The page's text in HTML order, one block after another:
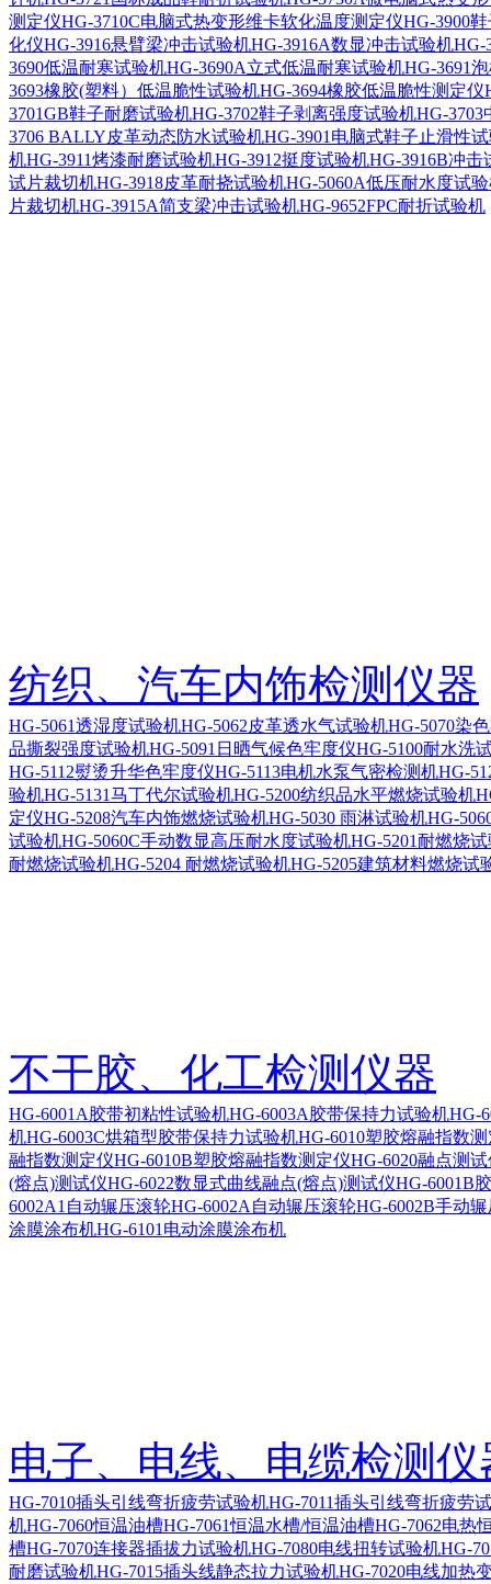
测定仪HG-3710C电脑式热变形维卡软化温度测定仪HG-3900
化仪HG-3916悬臂梁冲击试验机HG-3916A数显冲击试验机HG-
3690低温耐寒试验机HG-3690A立式低温耐寒试验机HG-3691
3693橡胶(塑料）低温脆性试验机HG-3694橡胶低温脆性测定仪
3701GB鞋子耐磨试验机HG-3702鞋子剥离强度试验机HG-3703
3706 BALLY皮革动态防水试验机HG-3901电脑式鞋子止滑性
机HG-3911烤漆耐磨试验机HG-3912挺度试验机HG-3916B冲击
试片裁切机HG-3918皮革耐挠试验机HG-5060A低压耐水度试
片裁切机HG-3915A简支梁冲击试验机HG-9652FPC耐折试验机
纺织、汽车内饰检测仪器
HG-5061透湿度试验机HG-5062皮革透水气试验机HG-5070染
品撕裂强度试验机HG-5091日晒气候色牢度仪HG-5100耐水洗
HG-5112熨烫升华色牢度仪HG-5113电机水泵气密检测机HG-
验机HG-5131马丁代尔试验机HG-5200纺织品水平燃烧试验机
定仪HG-5208汽车内饰燃烧试验机HG-5030 雨淋试验机HG-
试验机HG-5060C手动数显高压耐水度试验机HG-5201耐燃烧
耐燃烧试验机HG-5204 耐燃烧试验机HG-5205建筑材料燃烧试
不干胶、化工检测仪器
HG-6001A胶带初粘性试验机HG-6003A胶带保持力试验机HG-
机HG-6003C烘箱型胶带保持力试验机HG-6010塑胶熔融指数
融指数测定仪HG-6010B塑胶熔融指数测定仪HG-6020融点测
(熔点)测试仪HG-6022数显式曲线融点(熔点)测试仪HG-6001B
6002A1自动辗压滚轮HG-6002A自动辗压滚轮HG-6002B手动
涂膜涂布机HG-6101电动涂膜涂布机
电子、电线、电缆检测仪
HG-7010插头引线弯折疲劳试验机HG-7011插头引线弯折疲劳
机HG-7060恒温油槽HG-7061恒温水槽/恒温油槽HG-7062电热
槽HG-7070连接器插拔力试验机HG-7080电线扭转试验机HG-
耐磨试验机HG-7015插头线静态拉力试验机HG-7020电线加热